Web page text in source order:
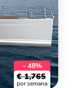
- 48%
€ 1,765
por semana